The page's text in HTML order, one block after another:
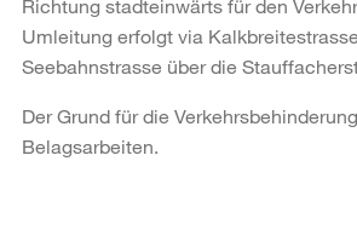
Richtung stadteinwärts für den
Umleitung erfolgt via
Seebahnstrasse über die
Der Grund für die
Belagsarbeiten.